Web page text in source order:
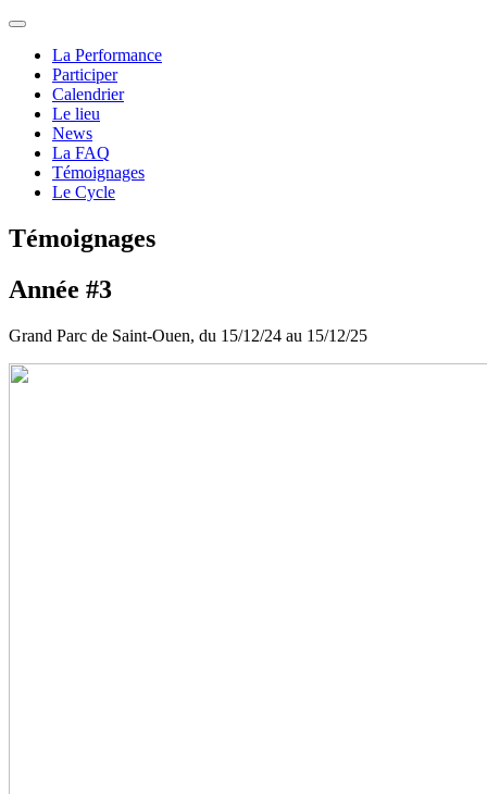
La Performance
Participer
Calendrier
Le lieu
News
La FAQ
Témoignages
Le Cycle
Témoignages
Année #3
Grand Parc de Saint-Ouen, du 15/12/24 au 15/12/25